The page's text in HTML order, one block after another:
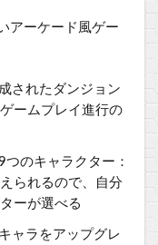
アーケード風ゲー
されたダンジョン
ームプレイ進行の
のキャラクター：
られるので、自分
ーが選べる
ャラをアップグレ